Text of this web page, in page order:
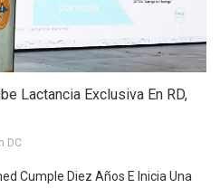
Lactancia Exclusiva En RD,
DC
Cumple Diez Años E Inicia Una